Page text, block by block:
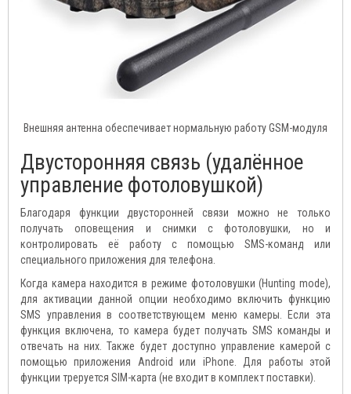
Внешняя антенна обеспечивает нормальную работу GSM-модуля
Двусторонняя связь (удалённое
управление фотоловушкой)
Благодаря функции двусторонней связи можно не только
получать оповещения и снимки с фотоловушки, но и
контролировать её работу с помощью SMS-команд или
специального приложения для телефона.
Когда камера находится в режиме фотоловушки (Hunting mode),
для активации данной опции необходимо включить функцию
SMS управления в соответствующем меню камеры. Если эта
функция включена, то камера будет получать SMS команды и
отвечать на них. Также будет доступно управление камерой с
помощью приложения Android или iPhone. Для работы этой
функции треруется SIM-карта (не входит в комплект поставки).